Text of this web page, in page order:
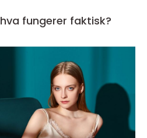
Hudoppstramming hva fungerer faktisk?